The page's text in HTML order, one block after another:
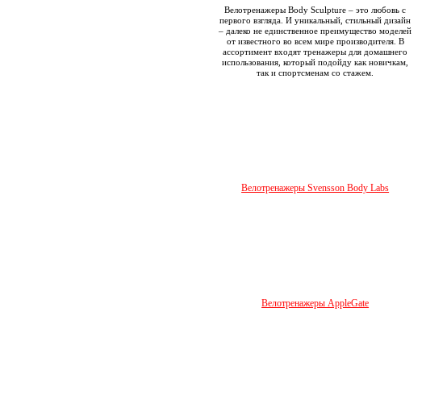
Велотренажеры Body Sculpture – это любовь с
первого взгляда. И уникальный, стильный дизайн
– далеко не единственное преимущество моделей
от известного во всем мире производителя. В
ассортимент входят тренажеры для домашнего
использования, который подойду как новичкам,
так и спортсменам со стажем.
Велотренажеры Svensson Body Labs
Велотренажеры AppleGate